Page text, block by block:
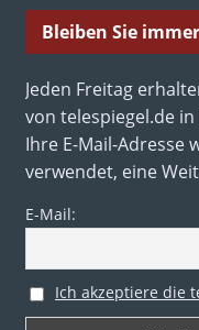
Bleiben Sie
Jeden Freitag
von telespiegel.de
Ihre E-Mail-Adresse
verwendet, eine
E-Mail:
Ich akzeptiere die